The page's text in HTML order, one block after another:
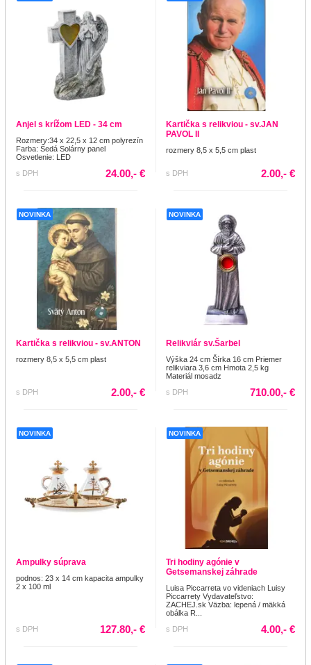
Anjel s krížom LED - 34 cm
Rozmery:34 x 22,5 x 12 cm polyrezín
Farba: Šedá Solárny panel
Osvetlenie: LED
s DPH
24.00,- €
Kartička s relikviou - sv.JAN
PAVOL II
rozmery 8,5 x 5,5 cm plast
s DPH 2.00,- €
NOVINKA
Kartička s relikviou - sv.ANTON
rozmery 8,5 x 5,5 cm plast
s DPH 2.00,- €
NOVINKA
Relikviár sv.Šarbel
Výška 24 cm Šírka 16 cm Priemer
relikviara 3,6 cm Hmota 2,5 kg
Materiál mosadz
s DPH
710.00,- €
NOVINKA
Ampulky súprava
podnos: 23 x 14 cm kapacita ampulky
2 x 100 ml
s DPH 127.80,- €
NOVINKA
Tri hodiny agónie v
Getsemanskej záhrade
Luisa Piccarreta vo videniach Luisy
Piccarrety Vydavateľstvo:
ZACHEJ.sk Väzba: lepená / mäkká
obálka R...
s DPH
4.00,- €